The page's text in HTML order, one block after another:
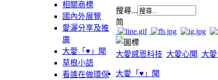
相關商標
國內外展覽
愛灑分享及推
廣
大愛「♥」聞
草根小語
看誰在做環保
搜尋...
简
大愛感恩科技 大愛心聞 大
大愛「♥」聞